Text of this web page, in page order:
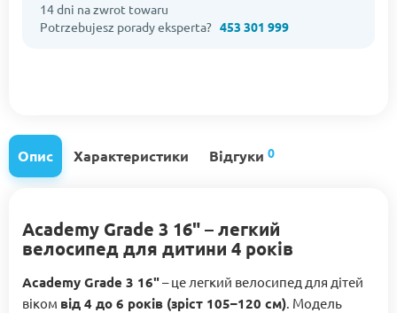
14 dni na zwrot towaru
Potrzebujesz porady eksperta? 453 301 999
Опис Характеристики Відгуки 0
Academy Grade 3 16" – легкий
велосипед для дитини 4 років
Academy Grade 3 16"– це легкий велосипед для дітей
віком від 4 до 6 років (зріст 105–120 см). Модель